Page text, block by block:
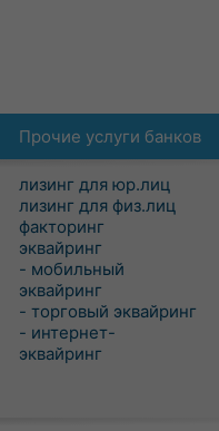
Прочие услуги банков
лизинг для юр.лиц
лизинг для физ.лиц
факторинг
эквайринг
- мобильный
эквайринг
- торговый эквайринг
- интернет-
эквайринг